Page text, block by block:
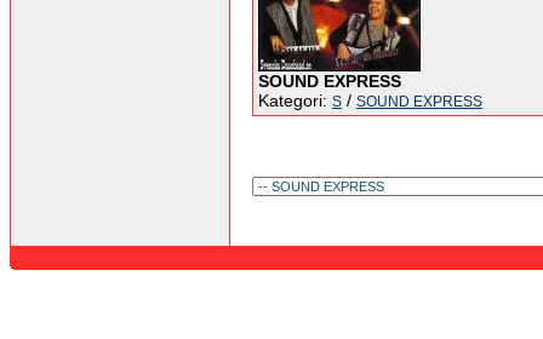
SOUND EXPRESS
Kategori: S / SOUND EXPRESS